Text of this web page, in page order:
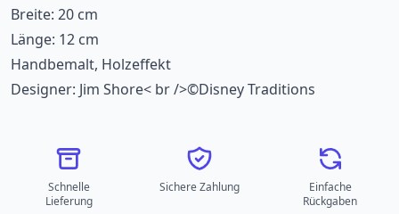
Breite: 20 cm
Länge: 12 cm
Handbemalt, Holzeffekt
Designer: Jim Shore< br />©Disney Traditions
Schnelle
Lieferung
Sichere Zahlung
Einfache
Rückgaben